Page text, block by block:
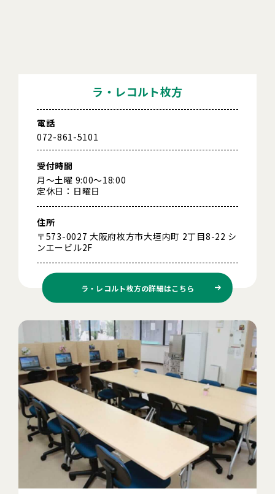
ラ・レコルト枚方
電話
072-861-5101
受付時間
月～土曜 9:00～18:00
定休日：日曜日
住所
〒573-0027 大阪府枚方市大垣内町 2丁目8-22 シ
ンエービル2F
ラ・レコルト枚方の詳細はこちら